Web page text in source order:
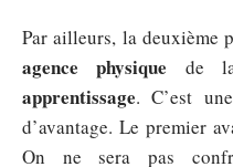
Par ailleurs, la deuxième
agence physique de
apprentissage. C’est
d’avantage. Le premier
On ne sera pas